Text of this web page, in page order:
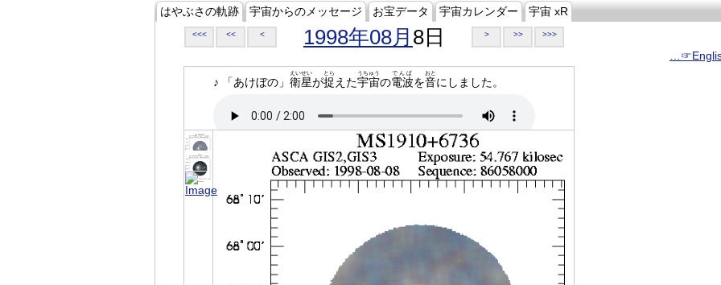
はやぶさの軌跡 宇宙からのメッセージ お宝データ 宇宙カレンダー 宇宙 xR
<<< << < 1998年08月 8日 > >> >>>
♪ 「あけぼの」 衛星
えいせい
が捉
とら
えた宇宙
うちゅう
の電波
でんぱ
を音
おと
にしました。